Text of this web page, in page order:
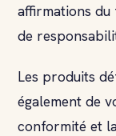
affirmations du
de
Les produits
également de
conformité et